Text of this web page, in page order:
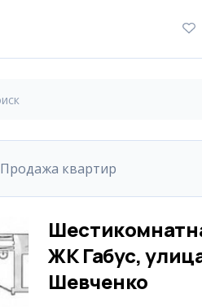
Продажа квартир
ЖК Габус,
Шевченко